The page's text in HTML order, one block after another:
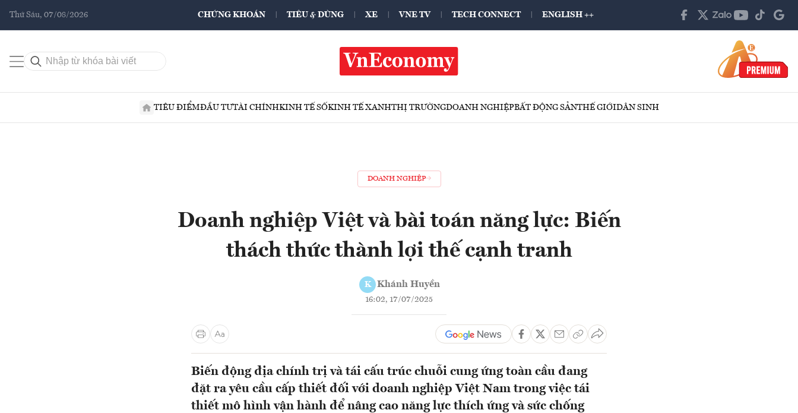
Thứ Sáu, 07/08/2026 CHỨNG KHOÁN TIÊU & DÙNG XE VNE TV TECH CONNECT ENGLISH ++
TIÊU ĐIỂMĐẦU TƯTÀI CHÍNHKINH TẾ SỐKINH TẾ XANHTHỊ TRƯỜNGDOANH NGHIỆPBẤT ĐỘNG SẢNTHẾ GIỚIDÂN SINH
DOANH NGHIỆP
Doanh nghiệp Việt và bài toán năng lực: Biến
thách thức thành lợi thế cạnh tranh
K Khánh Huyền
16:02, 17/07/2025
Biến động địa chính trị và tái cấu trúc chuỗi cung ứng toàn cầu đang
đặt ra yêu cầu cấp thiết đối với doanh nghiệp Việt Nam trong việc tái
thiết mô hình vận hành để nâng cao năng lực thích ứng và sức chống